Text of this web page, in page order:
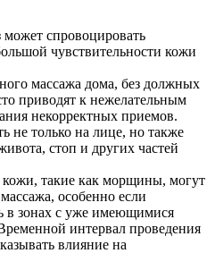
спровоцировать
чувствительности кожи
массажа дома, без должных
приводят к нежелательным
некорректных приемов.
не только на лице, но также
стоп и других частей
такие как морщины, могут
особенно если
в зонах с уже имеющимися
интервал проведения
влияние на